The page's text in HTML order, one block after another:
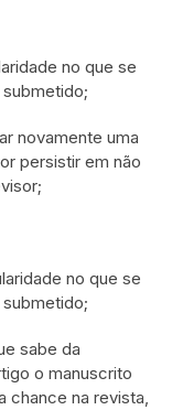
no que se
novamente uma
persistir em não
no que se
sabe da
o manuscrito
chance na revista,